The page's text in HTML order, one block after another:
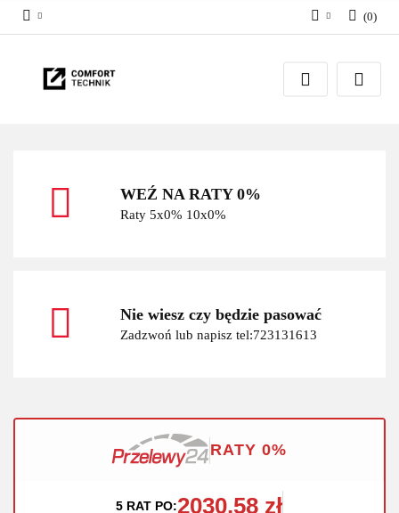
Zaloguj się
Zarejestruj się
(0)
WEŹ NA RATY 0%
Raty 5x0% 10x0%
Nie wiesz czy będzie pasować
Zadzwoń lub napisz tel:723131613
RATY 0%
5 RAT PO:2030,58 zł